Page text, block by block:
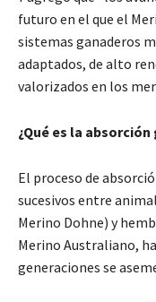
futuro en el que el
sistemas ganaderos
adaptados, de alto
valorizados en los
¿Qué es la
El proceso de
sucesivos entre
Merino Dohne) y
Merino Australiano,
generaciones se